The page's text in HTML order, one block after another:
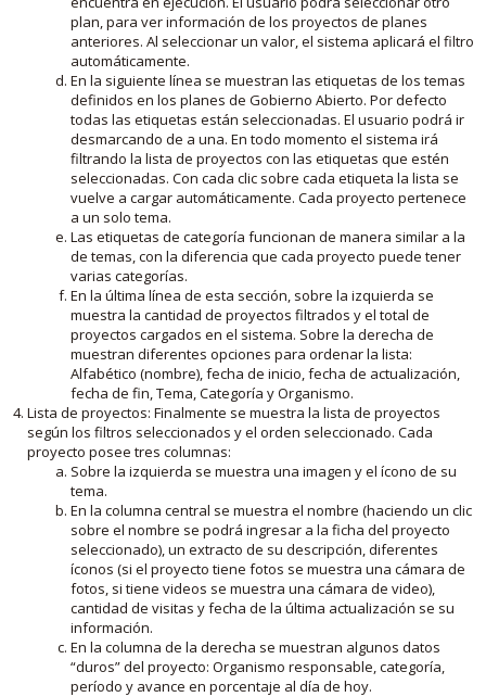
plan, para ver información de los proyectos de planes
anteriores. Al seleccionar un valor, el sistema aplicará el filtro
automáticamente.
En la siguiente línea se muestran las etiquetas de los temas
definidos en los planes de Gobierno Abierto. Por defecto
todas las etiquetas están seleccionadas. El usuario podrá ir
desmarcando de a una. En todo momento el sistema irá
filtrando la lista de proyectos con las etiquetas que estén
seleccionadas. Con cada clic sobre cada etiqueta la lista se
vuelve a cargar automáticamente. Cada proyecto pertenece
a un solo tema.
Las etiquetas de categoría funcionan de manera similar a la
de temas, con la diferencia que cada proyecto puede tener
varias categorías.
En la última línea de esta sección, sobre la izquierda se
muestra la cantidad de proyectos filtrados y el total de
proyectos cargados en el sistema. Sobre la derecha de
muestran diferentes opciones para ordenar la lista:
Alfabético (nombre), fecha de inicio, fecha de actualización,
fecha de fin, Tema, Categoría y Organismo.
Lista de proyectos: Finalmente se muestra la lista de proyectos
según los filtros seleccionados y el orden seleccionado. Cada
proyecto posee tres columnas:
Sobre la izquierda se muestra una imagen y el ícono de su
tema.
En la columna central se muestra el nombre (haciendo un clic
sobre el nombre se podrá ingresar a la ficha del proyecto
seleccionado), un extracto de su descripción, diferentes
íconos (si el proyecto tiene fotos se muestra una cámara de
fotos, si tiene videos se muestra una cámara de video),
cantidad de visitas y fecha de la última actualización se su
información.
En la columna de la derecha se muestran algunos datos
“duros” del proyecto: Organismo responsable, categoría,
período y avance en porcentaje al día de hoy.